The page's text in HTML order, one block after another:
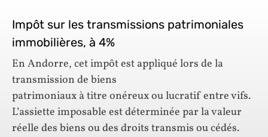
Impôt sur les transmissions patrimoniales
immobilières, à 4%
En Andorre, cet impôt est appliqué lors de la
transmission de biens
patrimoniaux à titre onéreux ou lucratif entre vifs.
L’assiette imposable est déterminée par la valeur
réelle des biens ou des droits transmis ou cédés.